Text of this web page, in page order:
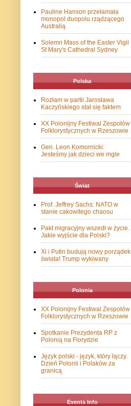
Pauline Hanson przełamała
monopol duopolu rządzącego
Australią
Solemn Mass of the Easter Vigil
St Mary's Cathedral Sydney
Polska
Rozłam w partii Jarosława
Kaczyńskiego stał się faktem
XX Polonijny Festiwal Zespołów
Folklorystycznych w Rzeszowie
Gen. Leon Komornicki:
Jesteśmy jak dzieci we mgle
Świat
Prof. Jeffrey Sachs: NATO w
stanie cakowitego chaosu
Pakt migracyjny wszedł w życie.
Jakie wyjście dla Polski?
Xi i Putin budują nowy porządek
świata! Trump wykiwany
Polonia
XX Polonijny Festiwal Zespołów
Folklorystycznych w Rzeszowie
Spotkanie Prezydenta RP z
Polonią na Florydzie
Język polski - język, który łączy.
Dzień Polonii i Polaków za
granicą
Events Info